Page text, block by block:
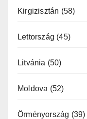
Kirgizisztán (58)
Lettország (45)
Litvánia (50)
Moldova (52)
Örményország (39)